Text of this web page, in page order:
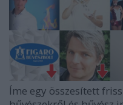
Íme egy összesített